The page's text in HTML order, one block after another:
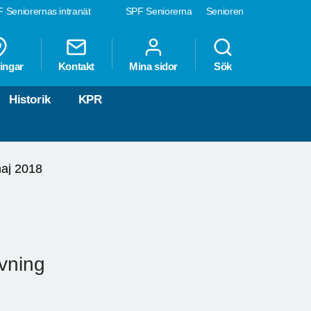
SPF Seniorerna Senioren
Seniorernas intranät
Kontakt Mina sidor Sök
Historik KPR
2018